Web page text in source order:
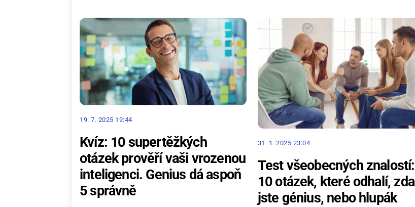
19. 7. 2025 19:44
Kvíz: 10 supertěžkých
otázek prověří vaši vrozenou
inteligenci. Genius dá aspoň
5 správně
31. 1. 2025 23:04
Test všeobecných znalostí:
10 otázek, které odhalí, zda
jste génius, nebo hlupák